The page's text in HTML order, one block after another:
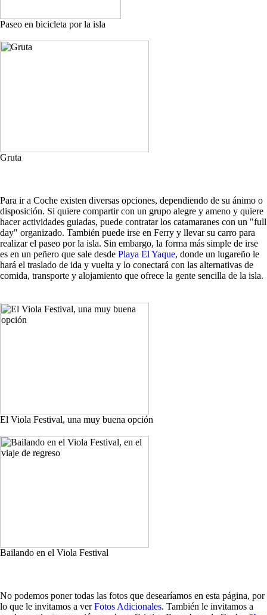
Paseo en bicicleta por la isla
Gruta
Para ir a Coche existen diversas opciones, dependiendo de su ánimo o
disposición. Si quiere compartir con un grupo alegre y ameno y quiere
hacer actividades guiadas, puede contratar los catamaranes con un "full
day" organizado. También puede irse en Ferry y llevar su carro para
realizar el paseo por la isla. Sin embargo, la forma más simple de irse
es en un peñero que sale desde Playa El Yaque, donde un lugareño le
hará el traslado de ida y vuelta y lo conectará con las alternativas de
comida, transporte y alojamiento que ofrece la gente sencilla de la isla.
El Viola Festival, una muy buena opción
Bailando en el Viola Festival
No podemos poner todas las fotos que desearíamos en esta página, por
lo que le invitamos a verFotos Adicionales. También le invitamos a